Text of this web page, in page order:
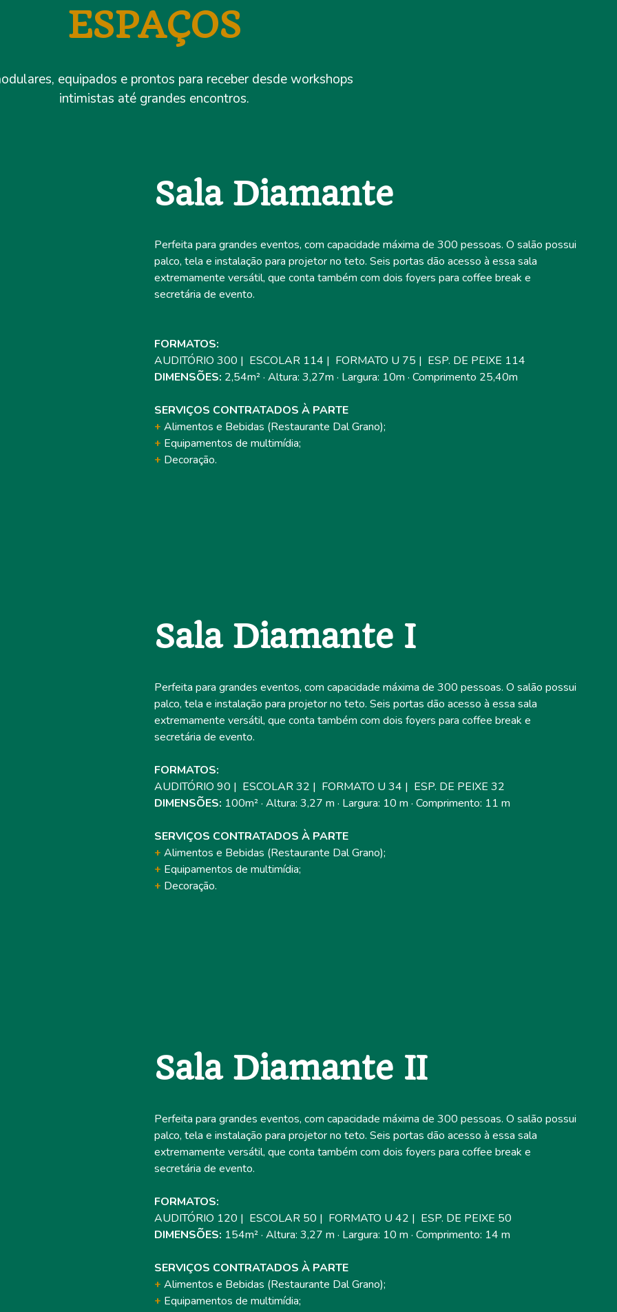
ESPAÇOS
equipados e prontos para receber desde workshops
intimistas até grandes encontros.
Sala Diamante
Perfeita para grandes eventos, com capacidade máxima de 300 pessoas. O salão possui
palco, tela e instalação para projetor no teto. Seis portas dão acesso à essa sala
extremamente versátil, que conta também com dois foyers para coffee break e
secretária de evento.
FORMATOS:
AUDITÓRIO 300 | ESCOLAR 114 | FORMATO U 75 | ESP. DE PEIXE 114
DIMENSÕES: 2,54m² · Altura: 3,27m · Largura: 10m · Comprimento 25,40m
SERVIÇOS CONTRATADOS À PARTE
+ Alimentos e Bebidas (Restaurante Dal Grano);
+ Equipamentos de multimídia;
+ Decoração.
Sala Diamante I
Perfeita para grandes eventos, com capacidade máxima de 300 pessoas. O salão possui
palco, tela e instalação para projetor no teto. Seis portas dão acesso à essa sala
extremamente versátil, que conta também com dois foyers para coffee break e
secretária de evento.
FORMATOS:
AUDITÓRIO 90 | ESCOLAR 32 | FORMATO U 34 | ESP. DE PEIXE 32
DIMENSÕES: 100m² · Altura: 3,27 m · Largura: 10 m · Comprimento: 11 m
SERVIÇOS CONTRATADOS À PARTE
+ Alimentos e Bebidas (Restaurante Dal Grano);
+ Equipamentos de multimídia;
+ Decoração.
Sala Diamante II
Perfeita para grandes eventos, com capacidade máxima de 300 pessoas. O salão possui
palco, tela e instalação para projetor no teto. Seis portas dão acesso à essa sala
extremamente versátil, que conta também com dois foyers para coffee break e
secretária de evento.
FORMATOS:
AUDITÓRIO 120 | ESCOLAR 50 | FORMATO U 42 | ESP. DE PEIXE 50
DIMENSÕES: 154m² · Altura: 3,27 m · Largura: 10 m · Comprimento: 14 m
SERVIÇOS CONTRATADOS À PARTE
+ Alimentos e Bebidas (Restaurante Dal Grano);
+ Equipamentos de multimídia;